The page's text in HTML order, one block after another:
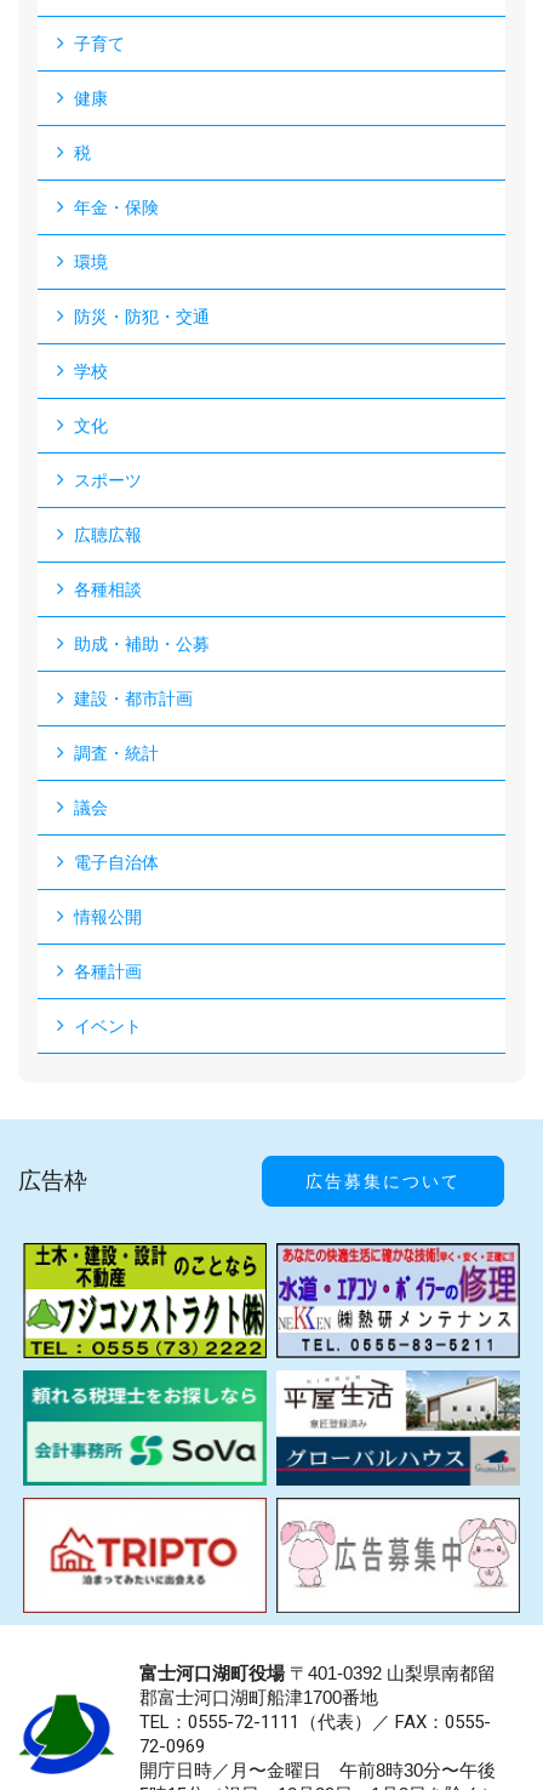
子育て
健康
税
年金・保険
環境
防災・防犯・交通
学校
文化
スポーツ
広聴広報
各種相談
助成・補助・公募
建設・都市計画
調査・統計
議会
電子自治体
情報公開
各種計画
イベント
広告枠 広告募集について
富士河口湖町役場〒401-0392 山梨県南都留
郡富士河口湖町船津1700番地
TEL：0555-72-1111 （代表）／ FAX：0555-
72-0969
開庁日時／月〜金曜日 午前8時30分〜午後